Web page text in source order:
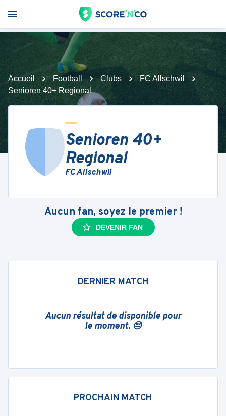
Accueil Football Clubs
FC Allschwil
Senioren 40+ Regional
Senioren 40+
Regional
FC Allschwil
Aucun fan, soyez le premier !
DEVENIR FAN
DERNIER MATCH
Aucun résultat de disponible pour
le moment. 😔
PROCHAIN MATCH